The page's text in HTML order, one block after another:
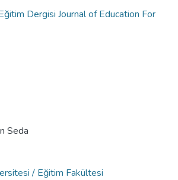
Dergisi Journal of Education For
Seda
/ Eğitim Fakültesi